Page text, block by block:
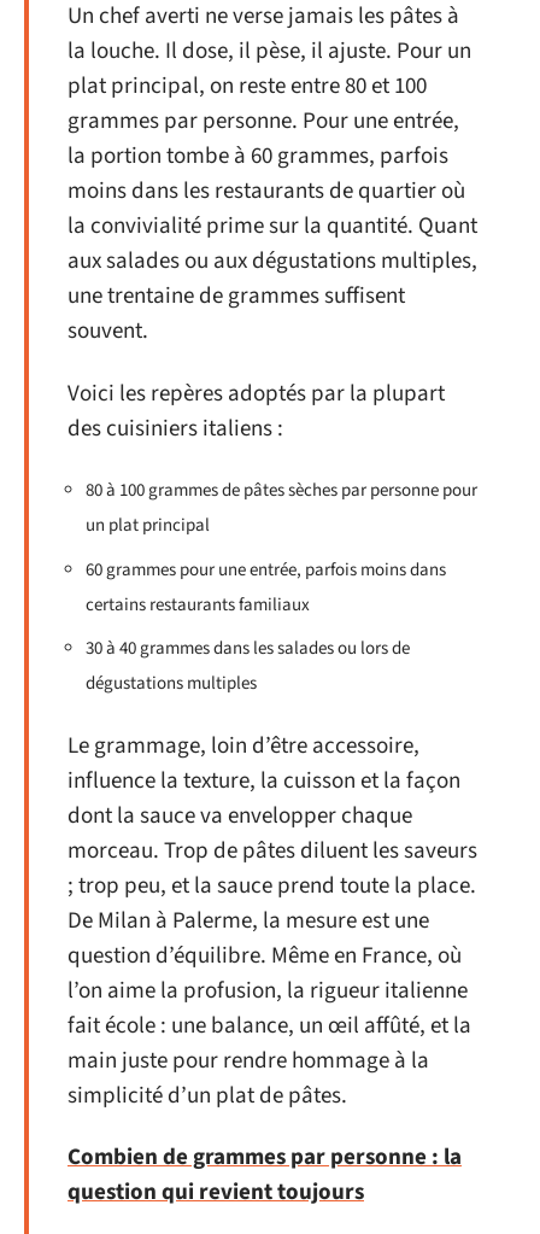
Un chef averti ne verse jamais les pâtes à
la louche. Il dose, il pèse, il ajuste. Pour un
plat principal, on reste entre 80 et 100
grammes par personne. Pour une entrée,
la portion tombe à 60 grammes, parfois
moins dans les restaurants de quartier où
la convivialité prime sur la quantité. Quant
aux salades ou aux dégustations multiples,
une trentaine de grammes suffisent
souvent.
Voici les repères adoptés par la plupart
des cuisiniers italiens :
80 à 100 grammes de pâtes sèches par personne pour
un plat principal
60 grammes pour une entrée, parfois moins dans
certains restaurants familiaux
30 à 40 grammes dans les salades ou lors de
dégustations multiples
Le grammage, loin d’être accessoire,
influence la texture, la cuisson et la façon
dont la sauce va envelopper chaque
morceau. Trop de pâtes diluent les saveurs
; trop peu, et la sauce prend toute la place.
De Milan à Palerme, la mesure est une
question d’équilibre. Même en France, où
l’on aime la profusion, la rigueur italienne
fait école : une balance, un œil affûté, et la
main juste pour rendre hommage à la
simplicité d’un plat de pâtes.
Combien de grammes par personne : la
question qui revient toujours